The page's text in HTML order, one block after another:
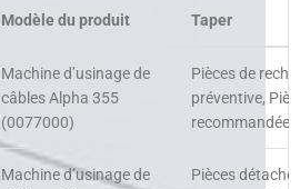
Modèle du produit Taper
Machine d’usinage de
câbles Alpha 355
(0077000)
Pièces de
préventive,
Machine d’usinage de
Pièces